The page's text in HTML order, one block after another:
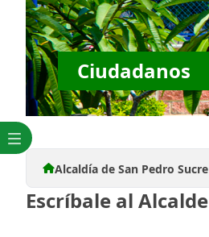
Ciudadanos
Alcaldía de San Pedro Sucre
Escríbale al Alcalde